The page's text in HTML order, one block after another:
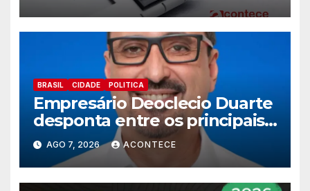
BRASIL CIDADE POLITICA
Empresário Deoclecio Duarte
desponta entre os principais
nomes do União Brasil para
deputado estadual
AGO 7, 2026 ACONTECE